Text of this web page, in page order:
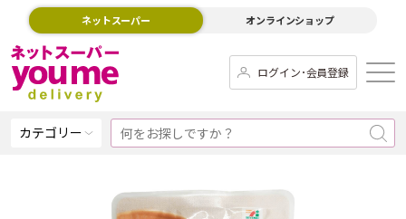
ネットスーパー オンラインショップ
ログイン･会員登録
カテゴリー